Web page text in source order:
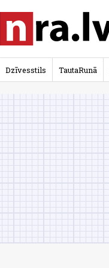
Dzīvesstils TautaRunā